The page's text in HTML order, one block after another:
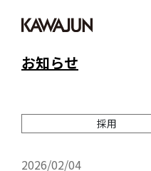
お知らせ
採用
2026/02/04